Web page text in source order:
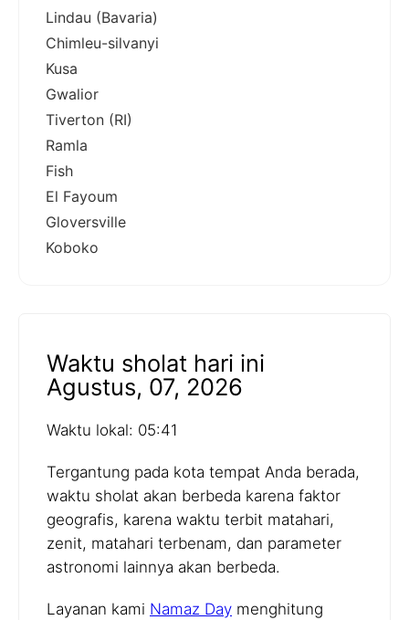
Lindau (Bavaria)
Chimleu-silvanyi
Kusa
Gwalior
Tiverton (RI)
Ramla
Fish
El Fayoum
Gloversville
Koboko
Waktu sholat hari ini
Agustus, 07, 2026
Waktu lokal: 05:41
Tergantung pada kota tempat Anda berada,
waktu sholat akan berbeda karena faktor
geografis, karena waktu terbit matahari,
zenit, matahari terbenam, dan parameter
astronomi lainnya akan berbeda.
Layanan kami Namaz Day menghitung